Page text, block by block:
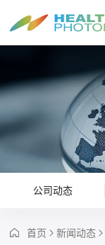
公司动态
首页 新闻动态